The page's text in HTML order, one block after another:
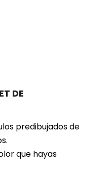
DE
predibujados de
que hayas